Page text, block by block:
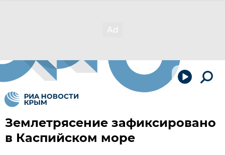
Землетрясение зафиксировано
в Каспийском море